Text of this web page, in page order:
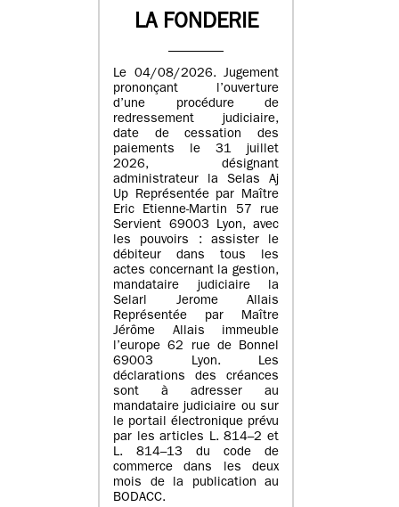
LA FONDERIE
Le 04/08/2026. Jugement
prononçant l’ouverture
d’une procédure de
redressement judiciaire,
date de cessation des
paiements le 31 juillet
2026, désignant
administrateur la Selas Aj
Up Représentée par Maître
Eric Etienne-Martin 57 rue
Servient 69003 Lyon, avec
les pouvoirs : assister le
débiteur dans tous les
actes concernant la gestion,
mandataire judiciaire la
Selarl Jerome Allais
Représentée par Maître
Jérôme Allais immeuble
l’europe 62 rue de Bonnel
69003 Lyon. Les
déclarations des créances
sont à adresser au
mandataire judiciaire ou sur
le portail électronique prévu
par les articles L. 814–2 et
L. 814–13 du code de
commerce dans les deux
mois de la publication au
BODACC.